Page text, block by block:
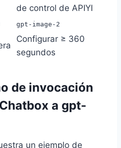
de control de APIYI
gpt-image-2
Configurar ≥ 360
segundos
de invocación
a gpt-
un ejemplo de